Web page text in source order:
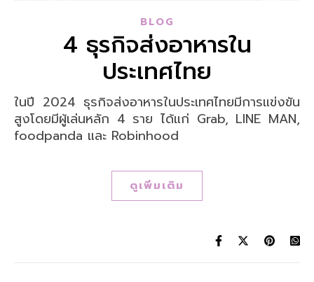
BLOG
4 ธุรกิจส่งอาหารใน
ประเทศไทย
ในปี 2024 ธุรกิจส่งอาหารในประเทศไทยมีการแข่งขัน
สูงโดยมีผู้เล่นหลัก 4 ราย ได้แก่ Grab, LINE MAN,
foodpanda และ Robinhood
ดูเพิ่มเติม